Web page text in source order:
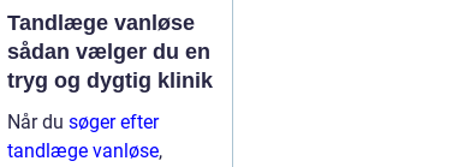
Tandlæge vanløse
sådan vælger du en
tryg og dygtig klinik
Når du søger efter
tandlæge vanløse,